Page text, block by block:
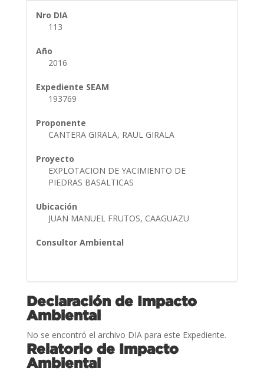
Nro DIA
113
Año
2016
Expediente SEAM
193769
Proponente
CANTERA GIRALA, RAUL GIRALA
Proyecto
EXPLOTACION DE YACIMIENTO DE
PIEDRAS BASALTICAS
Ubicación
JUAN MANUEL FRUTOS, CAAGUAZU
Consultor Ambiental
Declaración de Impacto
Ambiental
No se encontró el archivo DIA para este Expediente.
Relatorio de Impacto
Ambiental